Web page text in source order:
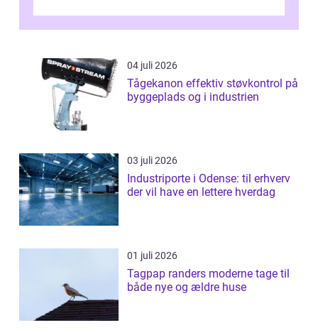
04 juli 2026
Tågekanon effektiv støvkontrol på
byggeplads og i industrien
03 juli 2026
Industriporte i Odense: til erhverv
der vil have en lettere hverdag
01 juli 2026
Tagpap randers moderne tage til
både nye og ældre huse